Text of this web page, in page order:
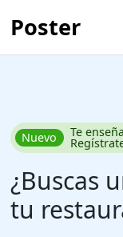
Poster
Nuevo Te
¿Buscas
tu